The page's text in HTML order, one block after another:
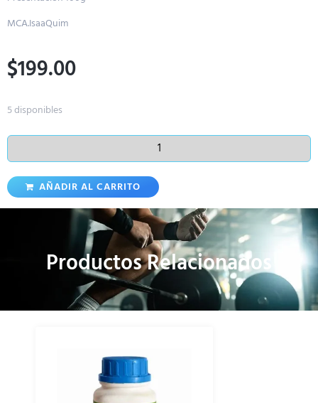
MCA.IsaaQuim
$199.00
5 disponibles
AÑADIR AL CARRITO
Productos Relacionados